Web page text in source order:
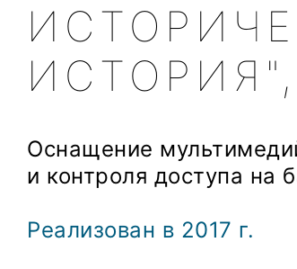
Оснащение
и контроля доступа на
Реализован в 2017 г.